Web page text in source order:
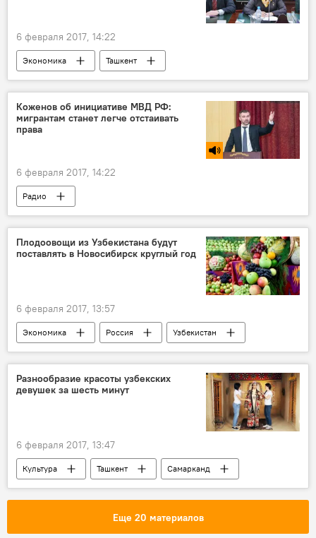
6 февраля 2017, 14:22
Экономика
Ташкент
Абдулазиз Камилов
Европейский банк реконструкции и развития (ЕБРР)
Политика
Коженов об инициативе МВД РФ:
мигрантам станет легче отстаивать
права
6 февраля 2017, 14:22
Радио
Плодоовощи из Узбекистана будут
поставлять в Новосибирск круглый год
6 февраля 2017, 13:57
Экономика Россия
Узбекистан
Сибирь
Разнообразие красоты узбекских
девушек за шесть минут
6 февраля 2017, 13:47
Культура Ташкент
Самарканд
Каракалпакстан
Сырдарьинская область
Ташкентская область
Еще 20 материалов